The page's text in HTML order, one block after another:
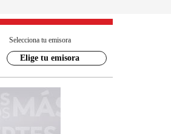
Selecciona tu emisora
Elige tu emisora